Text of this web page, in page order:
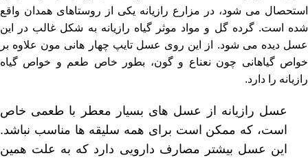
استحصال می شود، در مزارع رازیانه یکی از روستاهای همدان واقع
شده است. گرده گل و مواد موثر گیاه رازیانه به شکل غالب در این
عسل دیده می شود. از این روی عسل تایپ چهار هانی مون علاوه بر
خواص گیاهانی چون نعناع و گون، بطور خاص طعم و خواص گیاه
رازیانه را دارد.
عسل رازیانه از عسل های بسیار معطر با طعمی خاص
است، که ممکن است برای همه سلیقه ها مناسب نباشد.
این عسل بیشتر مصارف دارویی دارد که به علت همین